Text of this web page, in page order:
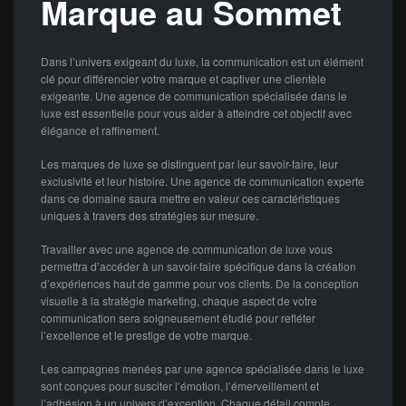
Marque au Sommet
Dans l’univers exigeant du luxe, la communication est un élément
clé pour différencier votre marque et captiver une clientèle
exigeante. Une agence de communication spécialisée dans le
luxe est essentielle pour vous aider à atteindre cet objectif avec
élégance et raffinement.
Les marques de luxe se distinguent par leur savoir-faire, leur
exclusivité et leur histoire. Une agence de communication experte
dans ce domaine saura mettre en valeur ces caractéristiques
uniques à travers des stratégies sur mesure.
Travailler avec une agence de communication de luxe vous
permettra d’accéder à un savoir-faire spécifique dans la création
d’expériences haut de gamme pour vos clients. De la conception
visuelle à la stratégie marketing, chaque aspect de votre
communication sera soigneusement étudié pour refléter
l’excellence et le prestige de votre marque.
Les campagnes menées par une agence spécialisée dans le luxe
sont conçues pour susciter l’émotion, l’émerveillement et
l’adhésion à un univers d’exception. Chaque détail compte,